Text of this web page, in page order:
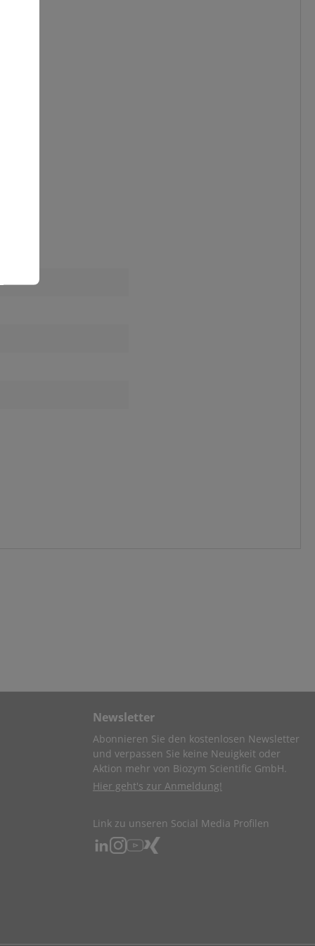
Newsletter
Abonnieren Sie den kostenlosen Newsletter
und verpassen Sie keine Neuigkeit oder
Aktion mehr von Biozym Scientific GmbH.
Hier geht's zur Anmeldung!
Link zu unseren Social Media Profilen